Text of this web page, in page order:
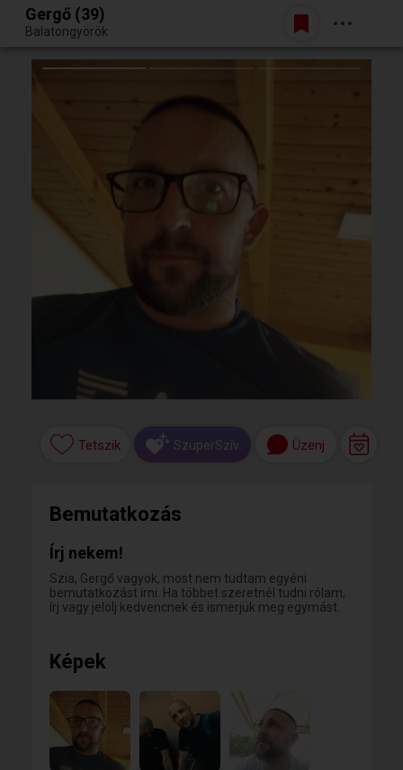
Egy jó randiból bármi lehet.
Belépés
Gergő (39)
Balatongyörök
Tetszik SzuperSzív Üzenj
Bemutatkozás
Írj nekem!
Szia, Gergő vagyok, most nem tudtam egyéni
bemutatkozást írni. Ha többet szeretnél tudni rólam,
írj vagy jelölj kedvencnek és ismerjük meg egymást.
Képek